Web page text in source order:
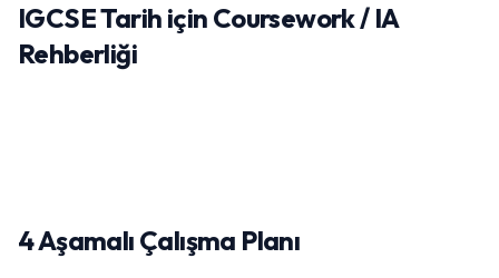
IGCSE Tarih için Coursework / IA
Rehberliği
4 Aşamalı Çalışma Planı